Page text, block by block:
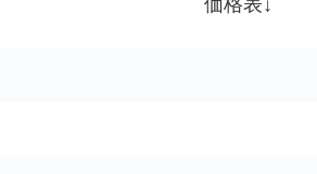
価格表↓